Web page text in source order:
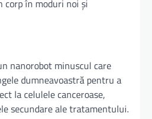
corp în moduri noi și
nanorobot minuscul care
dumneavoastră pentru a
la celulele canceroase,
secundare ale tratamentului.